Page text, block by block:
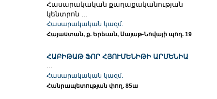
Հասարակական քաղաքականության
կենտրոն ...
Հասարակական կազմ.
Հայաստան, ք. Երեւան, Սայաթ-Նովայի պող. 19
ՀԱԲԻԹԱԹ ՖՈՐ ՀՅՈՒՄԵՆԻԹԻ ԱՐՄԵՆԻԱ
Հասարակական կազմ.
Հանրապետության փող. 85ա